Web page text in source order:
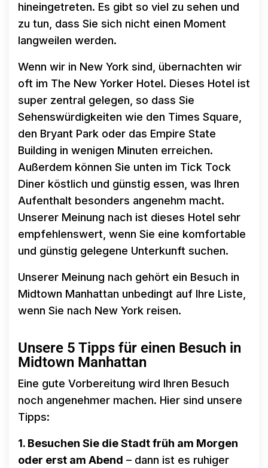
hineingetreten. Es gibt so viel zu sehen und
zu tun, dass Sie sich nicht einen Moment
langweilen werden.
Wenn wir in New York sind, übernachten wir
oft im The New Yorker Hotel. Dieses Hotel ist
super zentral gelegen, so dass Sie
Sehenswürdigkeiten wie den Times Square,
den Bryant Park oder das Empire State
Building in wenigen Minuten erreichen.
Außerdem können Sie unten im Tick Tock
Diner köstlich und günstig essen, was Ihren
Aufenthalt besonders angenehm macht.
Unserer Meinung nach ist dieses Hotel sehr
empfehlenswert, wenn Sie eine komfortable
und günstig gelegene Unterkunft suchen.
Unserer Meinung nach gehört ein Besuch in
Midtown Manhattan unbedingt auf Ihre Liste,
wenn Sie nach New York reisen.
Unsere 5 Tipps für einen Besuch in
Midtown Manhattan
Eine gute Vorbereitung wird Ihren Besuch
noch angenehmer machen. Hier sind unsere
Tipps:
1. Besuchen Sie die Stadt früh am Morgen
oder erst am Abend – dann ist es ruhiger